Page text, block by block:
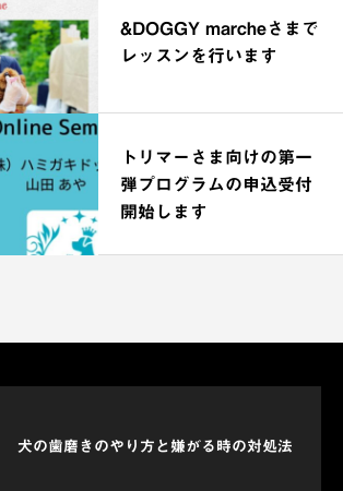
&DOGGY marcheさまで
レッスンを行います
トリマーさま向けの第一
弾プログラムの申込受付
開始します
犬の歯磨きのやり方と嫌がる時の対処法